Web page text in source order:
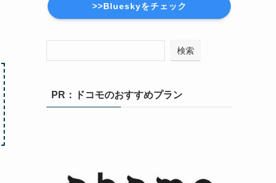
>>Blueskyをチェック
検索
PR：ドコモのおすすめプラン